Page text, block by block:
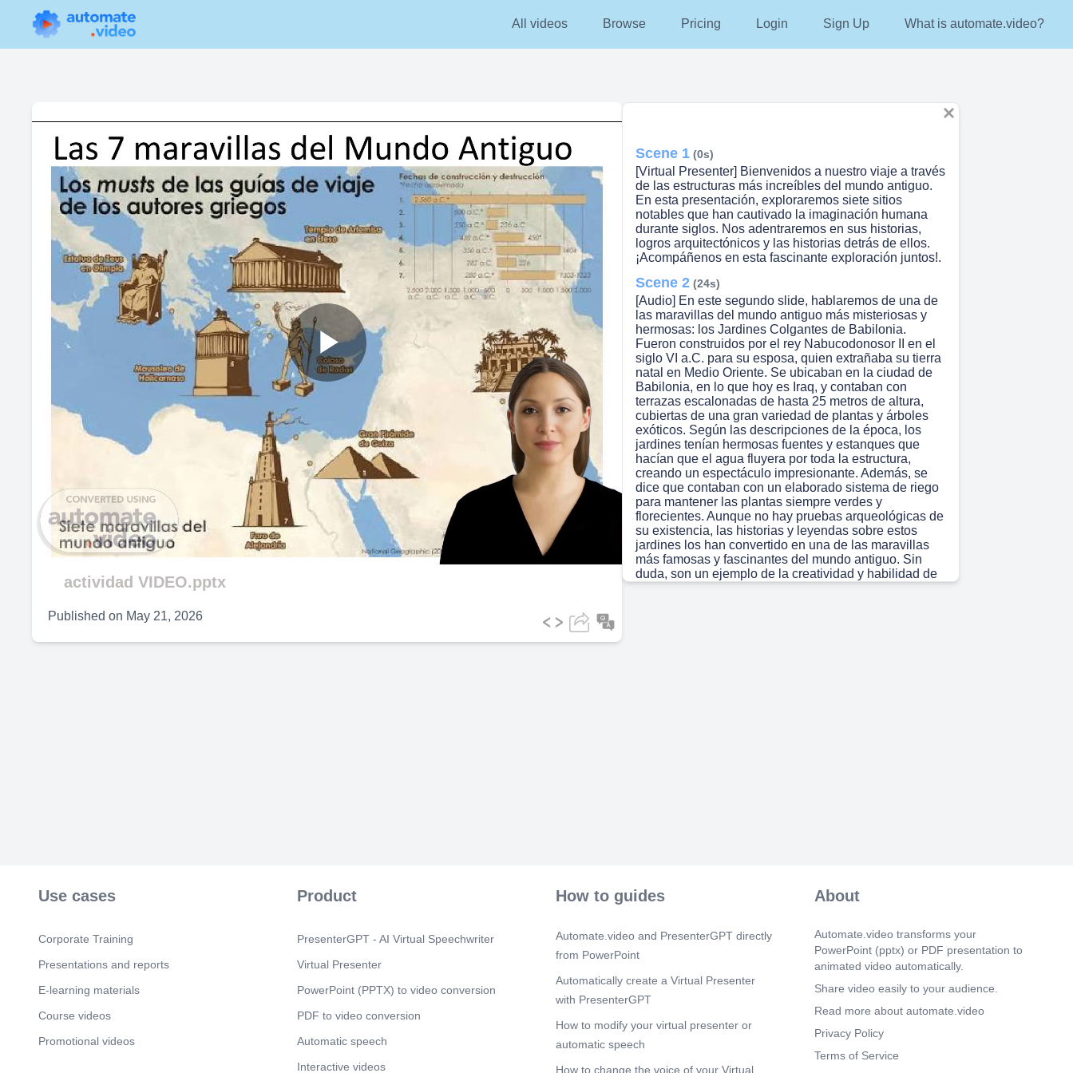
All videos Browse Pricing Login Sign Up What is automate.video?
Play
Video
actividad VIDEO.pptx
Published on May 21, 2026
Scene 1 (0s)
[Virtual Presenter] Bienvenidos a nuestro viaje a través
de las estructuras más increíbles del mundo antiguo.
En esta presentación, exploraremos siete sitios
notables que han cautivado la imaginación humana
durante siglos. Nos adentraremos en sus historias,
logros arquitectónicos y las historias detrás de ellos.
¡Acompáñenos en esta fascinante exploración juntos!.
Scene 2 (24s)
[Audio] En este segundo slide, hablaremos de una de
las maravillas del mundo antiguo más misteriosas y
hermosas: los Jardines Colgantes de Babilonia.
Fueron construidos por el rey Nabucodonosor II en el
siglo VI a.C. para su esposa, quien extrañaba su tierra
natal en Medio Oriente. Se ubicaban en la ciudad de
Babilonia, en lo que hoy es Iraq, y contaban con
terrazas escalonadas de hasta 25 metros de altura,
cubiertas de una gran variedad de plantas y árboles
exóticos. Según las descripciones de la época, los
jardines tenían hermosas fuentes y estanques que
hacían que el agua fluyera por toda la estructura,
creando un espectáculo impresionante. Además, se
dice que contaban con un elaborado sistema de riego
para mantener las plantas siempre verdes y
florecientes. Aunque no hay pruebas arqueológicas de
su existencia, las historias y leyendas sobre estos
jardines los han convertido en una de las maravillas
más famosas y fascinantes del mundo antiguo. Sin
duda, son un ejemplo de la creatividad y habilidad de
destrucciones a lo largo de los siglos, incluyendo un
incendio provocado por un hombre obsesionado con
reconstruido en numerosas ocasiones y aún podemos
apreciar su grandeza a través de los restos
arqueológicos que han sido descubiertos. El Templo
de Artemisa en Efeso es una muestra del increíble
talento y habilidad de los antiguos arquitectos y
constructores, y sigue siendo una inspiración para
muchas de las estructuras que vemos en la actualidad.
Continúe leyendo para descubrir más sobre las
maravillas del mundo antiguo en la siguiente
Use cases
Corporate Training
Presentations and reports
E-learning materials
Course videos
Promotional videos
Product
PresenterGPT - AI Virtual Speechwriter
Virtual Presenter
PowerPoint (PPTX) to video conversion
PDF to video conversion
Automatic speech
Interactive videos
How to guides
Automate.video and PresenterGPT directly
from PowerPoint
Automatically create a Virtual Presenter
with PresenterGPT
How to modify your virtual presenter or
automatic speech
How to change the voice of your Virtual
About
Automate.video transforms your
PowerPoint (pptx) or PDF presentation to
animated video automatically.
Share video easily to your audience.
Read more about automate.video
Privacy Policy
Terms of Service